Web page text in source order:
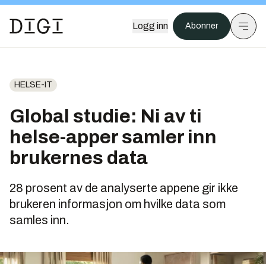
Logg inn Abonner
HELSE-IT
Global studie: Ni av ti
helse-apper samler inn
brukernes data
28 prosent av de analyserte appene gir ikke
brukeren informasjon om hvilke data som
samles inn.